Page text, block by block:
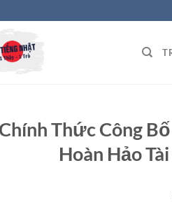
Chính Thức Công
Hoàn Hảo